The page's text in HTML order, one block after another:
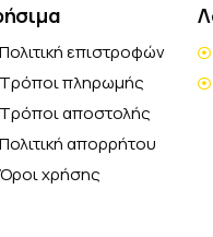
Πολιτική επιστροφών
Τρόποι πληρωμής
Τρόποι αποστολής
Πολιτική απορρήτου
Όροι χρήσης